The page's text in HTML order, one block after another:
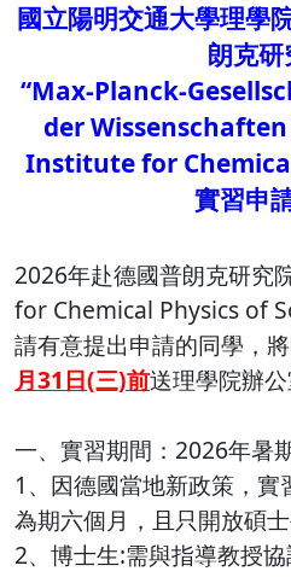
國立陽明交通大學理學
朗克研
“Max-Planck-
der
Institute for
實習申
2026年赴德國普朗克研
for Chemical Physics of
請有意提出申請的同學，
月31日(三)前送理學院辦公
一、實習期間：2026年暑
1、因德國當地新政策，實
為期六個月，且只開放碩
2、博士生:需與指導教授